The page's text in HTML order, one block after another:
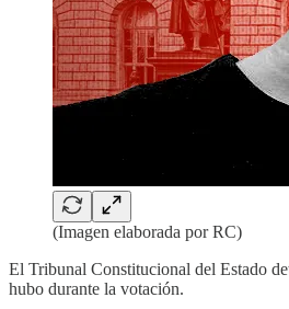
(Imagen elaborada por RC)
El Tribunal Constitucional del Estado
hubo durante la votación.